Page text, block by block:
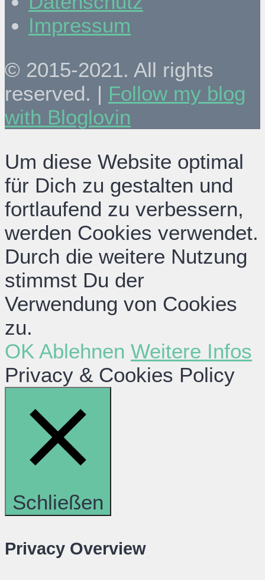
Impressum
© 2015-2021. All rights
reserved. | Follow my blog
with Bloglovin
Um diese Website optimal
für Dich zu gestalten und
fortlaufend zu verbessern,
werden Cookies verwendet.
Durch die weitere Nutzung
stimmst Du der
Verwendung von Cookies
zu.
OK Ablehnen Weitere Infos
Privacy & Cookies Policy
Schließen
Privacy Overview